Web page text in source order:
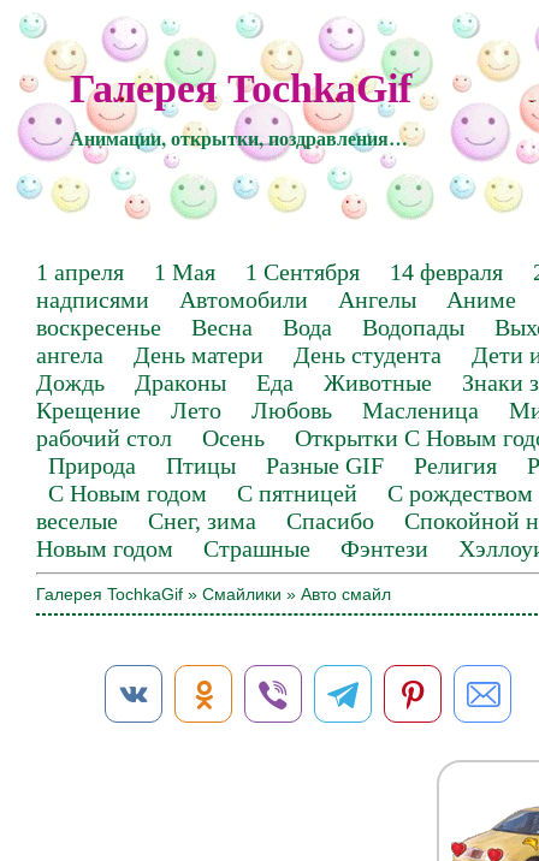
Галерея TochkaGif
Анимации, открытки, поздравления…
1 апреля 1 Мая 1 Сентября 14 февраля
надписями
Автомобили Ангелы
Аниме
воскресенье
Весна Вода Водопады
ангела
День матери День студента
Дети
Дождь
Драконы Еда Животные
Знаки
Крещение
Лето Любовь Масленица
рабочий стол
Осень
Открытки С Новым
Природа
Птицы Разные GIF Религия
С Новым годом
С пятницей
С рождеством
веселые
Снег, зима Спасибо
Спокойной
Новым годом
Страшные Фэнтези
Галерея TochkaGif » Смайлики » Авто смайл